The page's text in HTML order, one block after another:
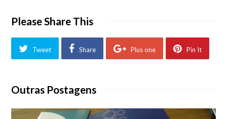
Please Share This
Tweet Share Plus one Pin It
Outras Postagens